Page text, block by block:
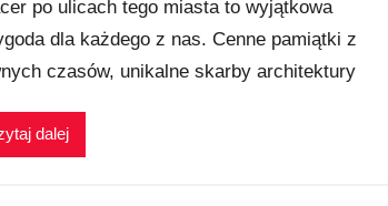
po ulicach tego miasta to wyjątkowa
dla każdego z nas. Cenne pamiątki z
czasów, unikalne skarby architektury
dalej